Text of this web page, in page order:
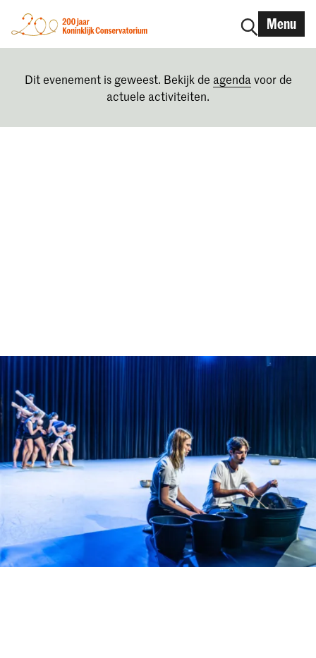
Menu
Dit evenement is geweest. Bekijk de agenda voor de
actuele activiteiten.